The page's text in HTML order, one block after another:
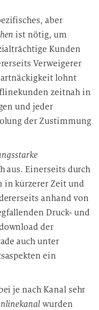
aber
ist nötig, um
Kunden
Verweigerer
lohnt
zeitnah in
und jeder
der Zustimmung
aus. Einerseits durch
in kürzerer Zeit und
anhand von
Druck- und
der
auch unter
ein
je nach Kanal sehr
wurden